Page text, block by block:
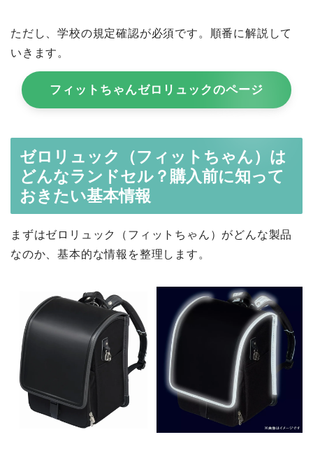
ただし、学校の規定確認が必須です。順番に解説して
いきます。
フィットちゃんゼロリュックのページ
ゼロリュック（フィットちゃん）は
どんなランドセル？購入前に知って
おきたい基本情報
まずはゼロリュック（フィットちゃん）がどんな製品
なのか、基本的な情報を整理します。